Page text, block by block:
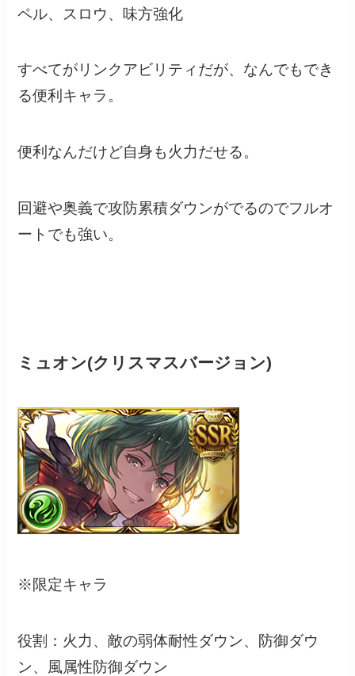
ペル、スロウ、味方強化
すべてがリンクアビリティだが、なんでもでき
る便利キャラ。
便利なんだけど自身も火力だせる。
回避や奥義で攻防累積ダウンがでるのでフルオ
ートでも強い。
ミュオン(クリスマスバージョン)
※限定キャラ
役割：火力、敵の弱体耐性ダウン、防御ダウ
ン、風属性防御ダウン